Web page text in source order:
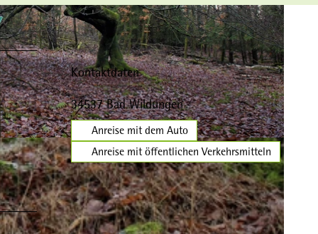
Kontaktdaten
34537Bad Wildungen
Anreise mit dem Auto
Anreise mit öffentlichen Verkehrsmitteln